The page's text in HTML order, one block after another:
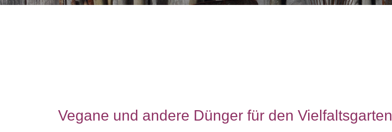
Vegane und andere Dünger für den Vielfaltsgarten